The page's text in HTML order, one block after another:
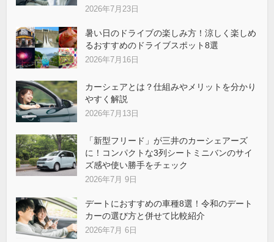
2026年7月23日
暑い日のドライブの楽しみ方！涼しく楽しめ
るおすすめのドライブスポット8選
2026年7月16日
カーシェアとは？仕組みやメリットを分かり
やすく解説
2026年7月13日
「新型フリード」が三井のカーシェアーズ
に！コンパクトな3列シートミニバンのサイ
ズ感や使い勝手をチェック
2026年7月 9日
デートにおすすめの車種8選！令和のデート
カーの選び方と併せて比較紹介
2026年7月 6日